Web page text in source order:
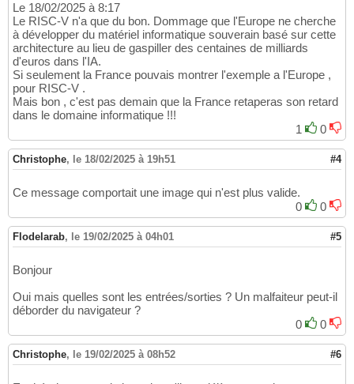
Le 18/02/2025 à 8:17
Le RISC-V n'a que du bon. Dommage que l'Europe ne cherche
à développer du matériel informatique souverain basé sur cette
architecture au lieu de gaspiller des centaines de milliards
d'euros dans l'IA.
Si seulement la France pouvais montrer l'exemple a l'Europe ,
pour RISC-V .
Mais bon , c'est pas demain que la France retaperas son retard
dans le domaine informatique !!!
1
0
Christophe, le 18/02/2025 à 19h51 #4
Ce message comportait une image qui n'est plus valide.
0
0
Flodelarab, le 19/02/2025 à 04h01 #5
Bonjour
Oui mais quelles sont les entrées/sorties ? Un malfaiteur peut-il
déborder du navigateur ?
0
0
Christophe, le 19/02/2025 à 08h52 #6